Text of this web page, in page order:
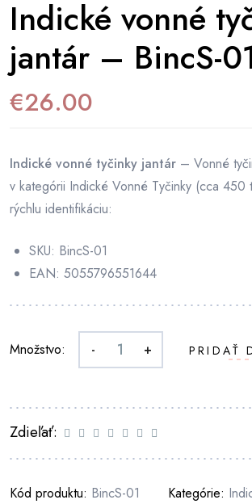
Indické vonné
jantár – BincS-
€26.00
Indické vonné tyčinky jantár – Vonné
v kategórii Indické Vonné Tyčinky (cca 450
rýchlu identifikáciu:
SKU: BincS-01
EAN: 5055796551644
Množstvo: - + PRIDAŤ
Zdieľať:
Kód produktu: BincS-01 Kategórie: